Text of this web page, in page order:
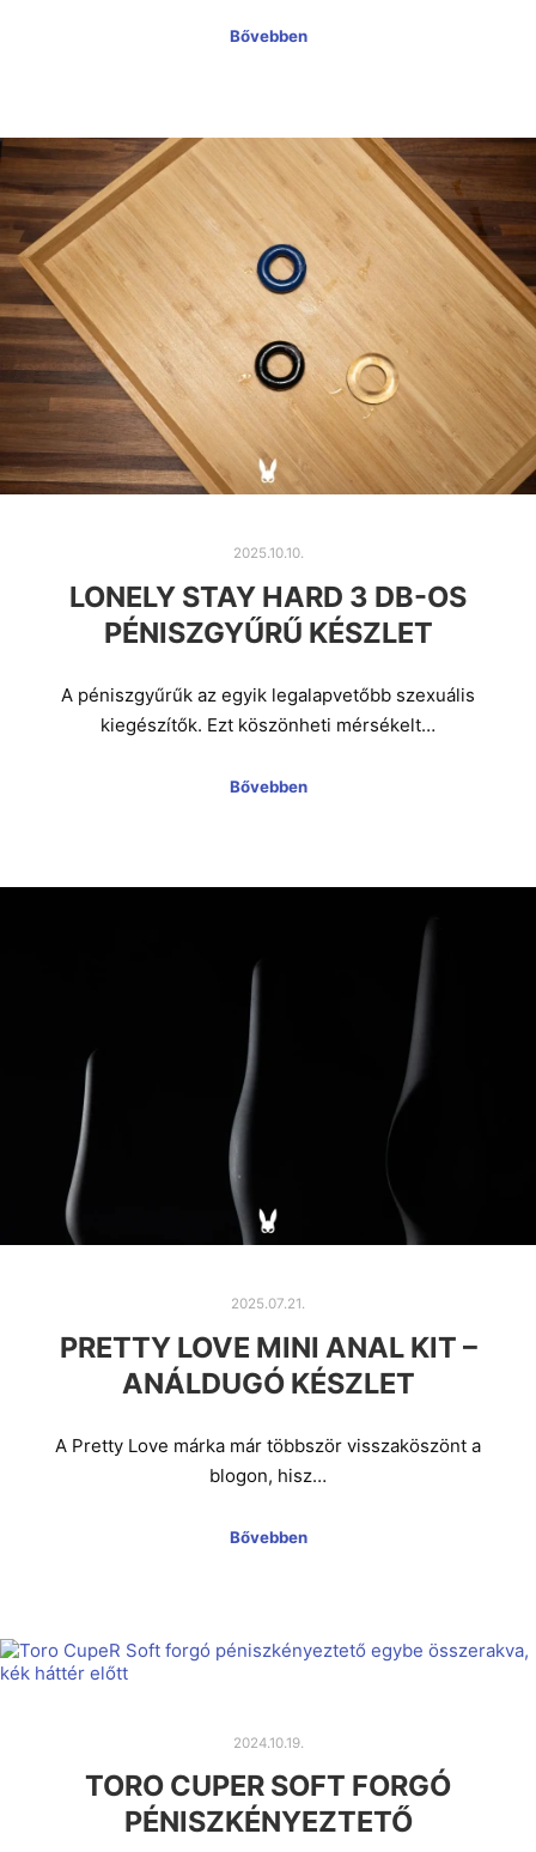
Bővebben
2025.10.10.
LONELY STAY HARD 3 DB-OS
PÉNISZGYŰRŰ KÉSZLET
A péniszgyűrűk az egyik legalapvetőbb szexuális
kiegészítők. Ezt köszönheti mérsékelt…
Bővebben
2025.07.21.
PRETTY LOVE MINI ANAL KIT –
ANÁLDUGÓ KÉSZLET
A Pretty Love márka már többször visszaköszönt a
blogon, hisz…
Bővebben
2024.10.19.
TORO CUPER SOFT FORGÓ
PÉNISZKÉNYEZTETŐ